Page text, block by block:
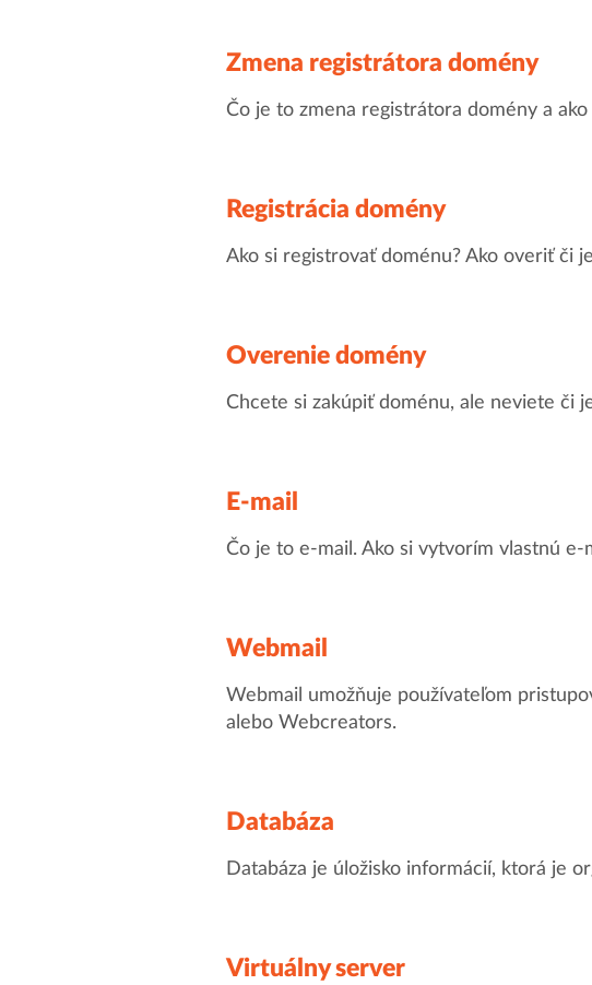
Zmena registrátora domény
Čo je to zmena registrátora domény a
Registrácia domény
Ako si registrovať doménu? Ako overiť či
Overenie domény
Chcete si zakúpiť doménu, ale neviete či
E-mail
Čo je to e-mail. Ako si vytvorím vlastnú e-
Webmail
Webmail umožňuje používateľom
alebo Webcreators.
Databáza
Databáza je úložisko informácií, ktorá je
Virtuálny server